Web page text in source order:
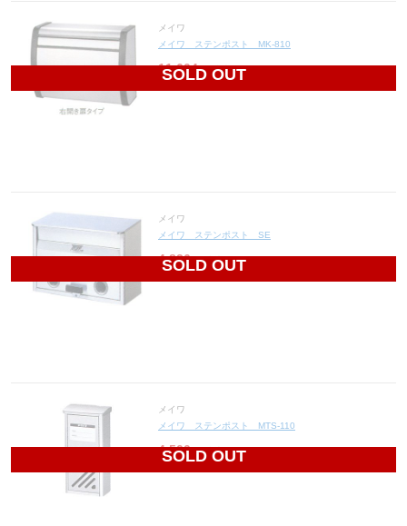
SOLD OUT
メイワ
メイワ ステンポスト MK-810
11,604円(税込12,764円)
SOLD OUT
メイワ
メイワ ステンポスト SE
4,836 円(税込5,320円)
SOLD OUT
メイワ
メイワ ステンポスト MTS-110
4,500 円(税込4,950円)